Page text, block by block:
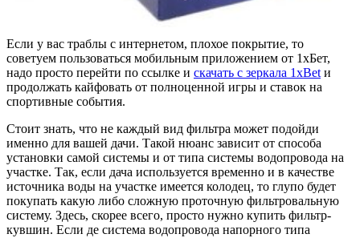
Если у вас траблы с интернетом, плохое покрытие, то
советуем пользоваться мобильным приложением от 1хБет,
надо просто перейти по ссылке и скачать с зеркала 1xBet и
продолжать кайфовать от полноценной игры и ставок на
спортивные события.
Стоит знать, что не каждый вид фильтра может подойди
именно для вашей дачи. Такой нюанс зависит от способа
установки самой системы и от типа системы водопровода на
участке. Так, если дача используется временно и в качестве
источника воды на участке имеется колодец, то глупо будет
покупать какую либо сложную проточную фильтровальную
систему. Здесь, скорее всего, просто нужно купить фильтр-
кувшин. Если де система водопровода напорного типа